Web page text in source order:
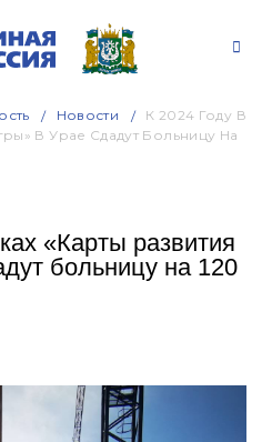
Новости
К 2024 Году В
В Урае Сдадут Больницу На
«Карты развития
больницу на 120